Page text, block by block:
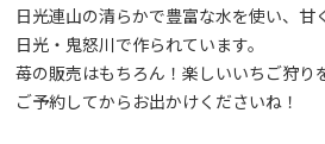
日光連山の清らかで豊富な水を使い、甘
日光・鬼怒川で作られています。
苺の販売はもちろん！楽しいいちご狩り
ご予約してからお出かけくださいね！